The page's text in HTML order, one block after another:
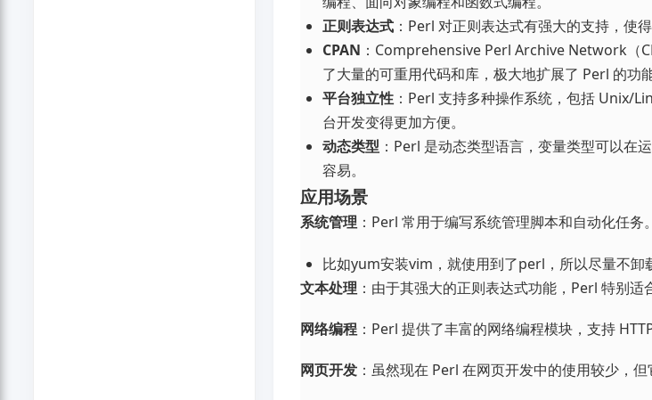
正则表达式 ：Perl 对正则表达式有强大的支持，使
CPAN ：Comprehensive Perl Archive Network（
了大量的可重用代码和库，极大地扩展了 Perl 的功能
平台独立性 ：Perl 支持多种操作系统，包括 Unix/
台开发变得更加方便。
动态类型 ：Perl 是动态类型语言，变量类型可以在
容易。
应用场景
系统管理 ：Perl 常用于编写系统管理脚本和自动化任务。
比如yum安装vim，就使用到了perl，所以尽量不卸
文本处理 ：由于其强大的正则表达式功能，Perl 特别适
网络编程 ：Perl 提供了丰富的网络编程模块，支持
网页开发 ：虽然现在 Perl 在网页开发中的使用较少，但